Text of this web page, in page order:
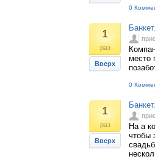
0
1
раз
Вверх
место
0
1
раз
Вверх
На а
чтобы